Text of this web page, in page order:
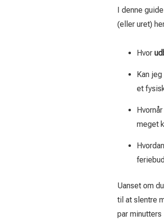
I denne
(eller uret)
Hvor
Kan
et
meget
Uanset om
til at slentre
par